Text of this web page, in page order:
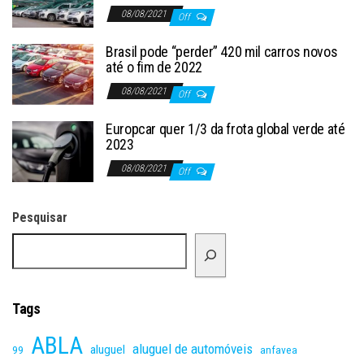
08/08/2021 Off
Brasil pode “perder” 420 mil carros novos
até o fim de 2022
08/08/2021 Off
Europcar quer 1/3 da frota global verde até
2023
08/08/2021 Off
Pesquisar
Tags
99 ABLA aluguel aluguel de automóveis anfavea